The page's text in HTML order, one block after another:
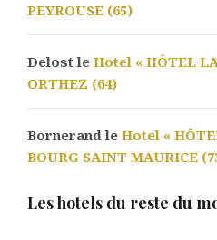
PEYROUSE (65)
Delost le Hotel « HÔTEL
ORTHEZ (64)
Bornerand le Hotel «
BOURG SAINT MAURICE
Les hotels du reste du